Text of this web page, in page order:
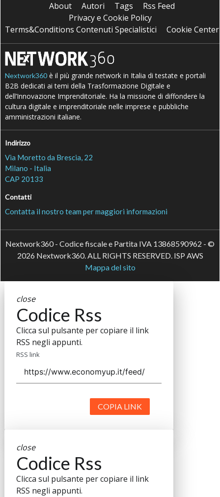
About Autori Tags
Rss Feed
Privacy e Cookie Policy
Terms&Conditions Contenuti Specialistici
Cookie Center
Nextwork360 è il più grande network in Italia di testate e portali
B2B dedicati ai temi della Trasformazione Digitale e
dell’Innovazione Imprenditoriale. Ha la missione di diffondere la
cultura digitale e imprenditoriale nelle imprese e pubbliche
amministrazioni italiane.
Indirizzo
Via Moretto da Brescia, 22
Milano - Italia
CAP 20133
Contatti
Contatta il nostro team per maggiori informazioni
Nextwork360 - Codice fiscale e Partita IVA 13868590962 - ©
2026 Nextwork360. ALL RIGHTS RESERVED. ISP AWS
Mappa del sito
close
Codice Rss
Clicca sul pulsante per copiare il link
RSS negli appunti.
RSS link
COPIA LINK
close
Codice Rss
Clicca sul pulsante per copiare il link
RSS negli appunti.